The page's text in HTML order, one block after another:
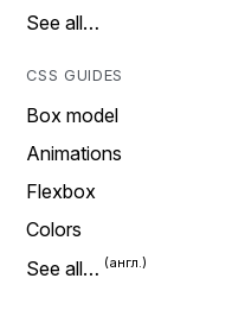
See all…
CSS GUIDES
Box model
Animations
Flexbox
Colors
See all…